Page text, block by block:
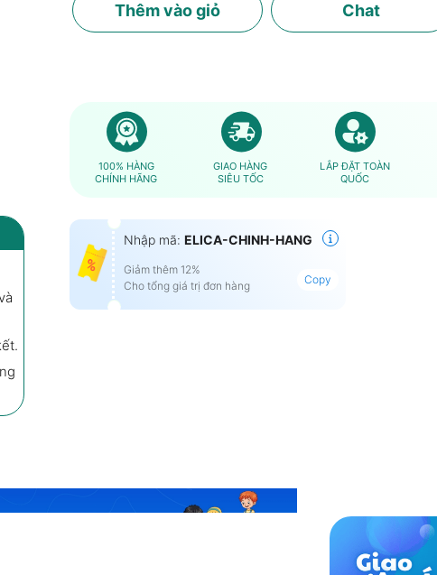
Thêmvào giỏ Chat
100% HÀNG
CHÍNH HÃNG
GIAO HÀNG
SIÊU TỐC
LẮP ĐẶT TOÀN
QUỐC
Nhập mã: ELICA-CHINH-HANG
Giảm thêm 12%
Cho tổng giá trị đơn hàng
Copy